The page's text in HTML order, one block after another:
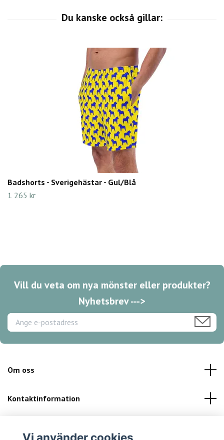
Badshorts - Sverigehästar - Gul/Blå
1 265 kr
Vill du veta om nya mönster eller produkter?
Nyhetsbrev --->
Om oss
Kontaktinformation